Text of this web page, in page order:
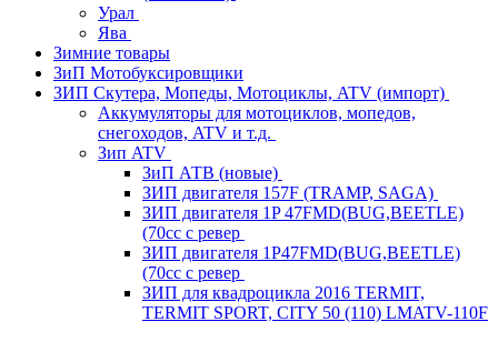
Урал
Ява
Зимние товары
ЗиП Мотобуксировщики
ЗИП Скутера, Мопеды, Мотоциклы, ATV (импорт)
Аккумуляторы для мотоциклов, мопедов,
снегоходов, ATV и т.д.
Зип ATV
ЗиП АТВ (новые)
ЗИП двигателя 157F (TRAMP, SAGA)
ЗИП двигателя 1P 47FMD(BUG,BEETLE)
(70cc с ревер
ЗИП двигателя 1P47FMD(BUG,BEETLE)
(70cc с ревер
ЗИП для квадроцикла 2016 TERMIT,
TERMIT SPORT, CITY 50 (110) LMATV-110F